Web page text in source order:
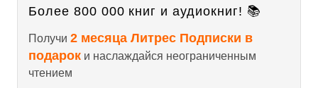
Более 800 000 книг и аудиокниг! 📚
Получи 2 месяца Литрес Подписки в
подарок и наслаждайся неограниченным
чтением